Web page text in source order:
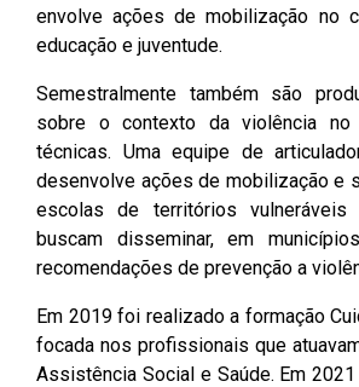
envolve ações de mobilização no
educação e juventude.
Semestralmente também são
sobre o contexto da violência no
técnicas. Uma equipe de
desenvolve ações de mobilização e
escolas de territórios
buscam disseminar, em
recomendações de prevenção a
Em 2019 foi realizado a formação
focada nos profissionais que
Assistência Social e Saúde. Em